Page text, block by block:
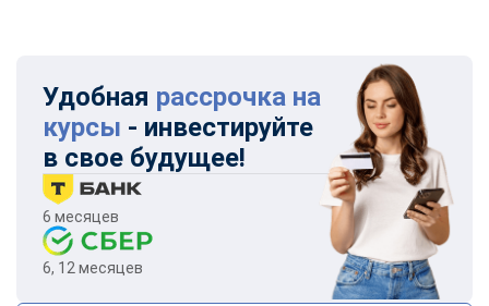
Удобная рассрочка на
курсы - инвестируйте
в свое будущее!
6 месяцев
6, 12 месяцев